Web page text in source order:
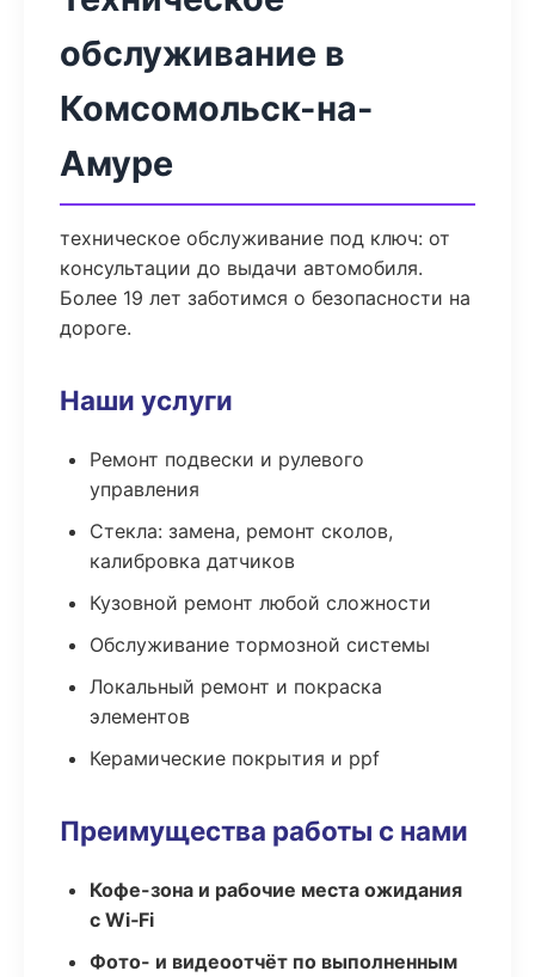
обслуживание в
Комсомольск-на-
Амуре
техническое обслуживание под ключ: от
консультации до выдачи автомобиля.
Более 19 лет заботимся о безопасности на
дороге.
Наши услуги
Ремонт подвески и рулевого
управления
Стекла: замена, ремонт сколов,
калибровка датчиков
Кузовной ремонт любой сложности
Обслуживание тормозной системы
Локальный ремонт и покраска
элементов
Керамические покрытия и ppf
Преимущества работы с нами
Кофе-зона и рабочие места ожидания
с Wi‑Fi
Фото- и видеоотчёт по выполненным